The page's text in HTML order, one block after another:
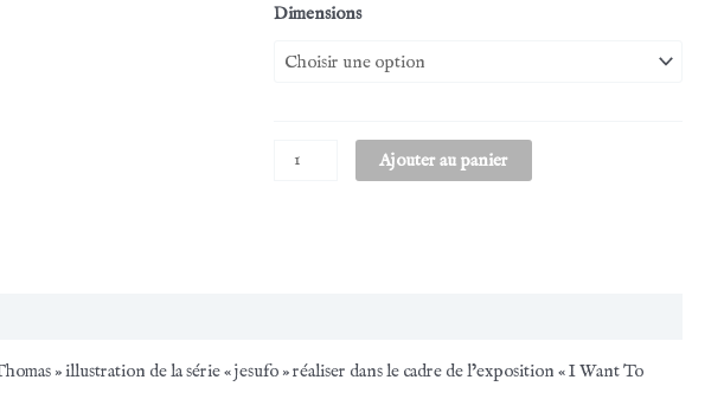
Dimensions
quantité
Ajouter au panier
» illustration de la série « jesufo » réaliser dans le cadre de l’exposition « I Want To